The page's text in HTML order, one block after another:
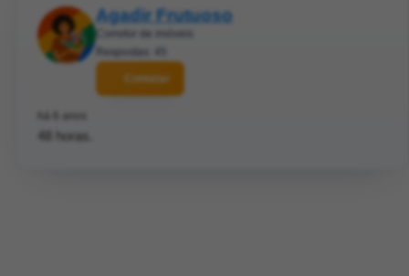
Agadir Frutuoso
Corretor de imóveis
Respostas: 45
Contatar
há 6 anos
48 horas.